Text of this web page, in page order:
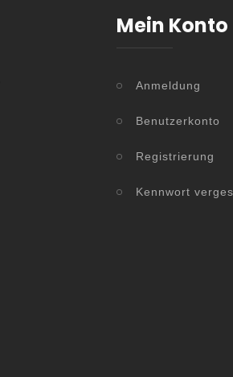
Mein Konto
Anmeldung
Benutzerkonto
Registrierung
Kennwort